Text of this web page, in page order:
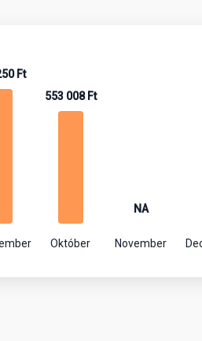
Ft
553 008 Ft
Október
NA
November